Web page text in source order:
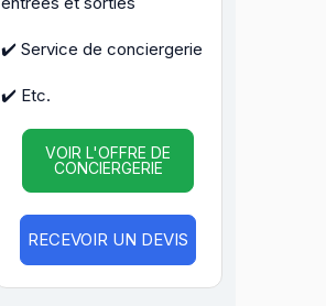
✔️ Service de conciergerie
✔️ Etc.
VOIR L'OFFRE DE
CONCIERGERIE
RECEVOIR UN DEVIS